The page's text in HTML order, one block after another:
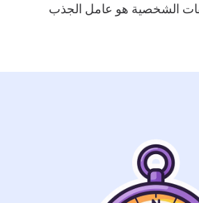
الشخصية هو عامل الجذب